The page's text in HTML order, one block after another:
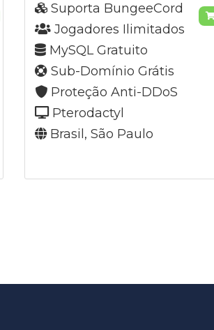
Suporta BungeeCord
Jogadores Ilimitados
MySQL Gratuito
Sub-Domínio Grátis
Proteção Anti-DDoS
Pterodactyl
Brasil, São Paulo